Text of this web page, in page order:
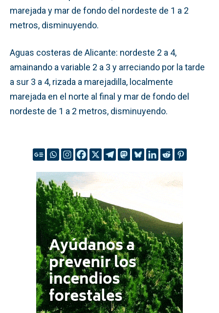
marejada y mar de fondo del nordeste de 1 a 2
metros, disminuyendo.
Aguas costeras de Alicante: nordeste 2 a 4,
amainando a variable 2 a 3 y arreciando por la tarde
a sur 3 a 4, rizada a marejadilla, localmente
marejada en el norte al final y mar de fondo del
nordeste de 1 a 2 metros, disminuyendo.